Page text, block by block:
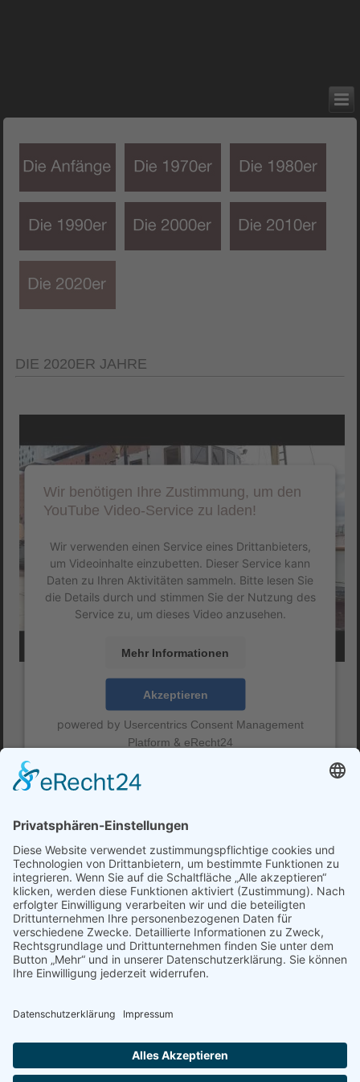
DIE 2020ER JAHRE
Wir benötigen Ihre Zustimmung, um den
YouTube Video-Service zu laden!
Wir verwenden einen Service eines Drittanbieters,
um Videoinhalte einzubetten. Dieser Service kann
Daten zu Ihren Aktivitäten sammeln. Bitte lesen Sie
die Details durch und stimmen Sie der Nutzung des
Service zu, um dieses Video anzusehen.
Mehr Informationen
Akzeptieren
powered by Usercentrics Consent Management
Platform & eRecht24
Mehr Nutten, mehr Koks – scheiß auf die Erdbeeren – On Tour 2022 &
2023
Nach dem großen Erfolg und 150.000 Zuschauern bei „Nutten, Koks und
frische Erdbeeren“ haben sich die Grande Dame des Schlagers Mary Roos
und der König des Verrisses Wolfgang Trepper dazu entschieden, wieder
gemeinsam auf Tour zu gehen. Die Fortsetzung des Erfolgsprogramms der
Theaterbühne heißt nun folgerichtig: MEHR NUTTEN, MEHR KOKS –
SCHEISS AUF DIE ERDBEEREN! Es gibt noch so viel Neues aus
Hitparade und Disco zu erzählen, die alten Zeiten liegen wieder
aufgeschlagen da und auch was neu ist, bekommt sein Fett weg. Der
nagelneue 2. Teil vom Superprogramm kommt bald – wenn auch um ein